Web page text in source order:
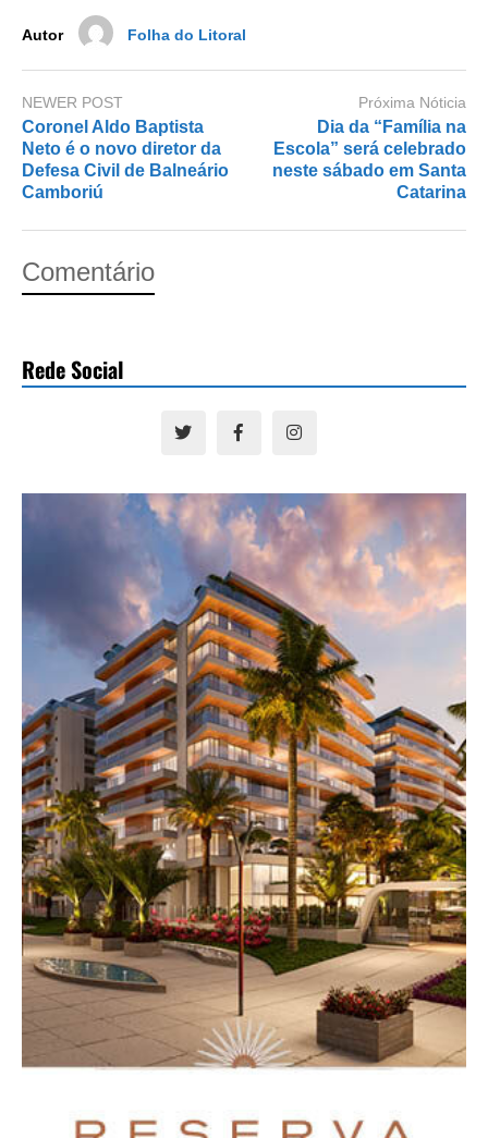
Autor Folha do Litoral
NEWER POST
Coronel Aldo Baptista
Neto é o novo diretor da
Defesa Civil de Balneário
Camboriú
Próxima Nóticia
Dia da “Família na
Escola” será celebrado
neste sábado em Santa
Catarina
Comentário
Rede Social